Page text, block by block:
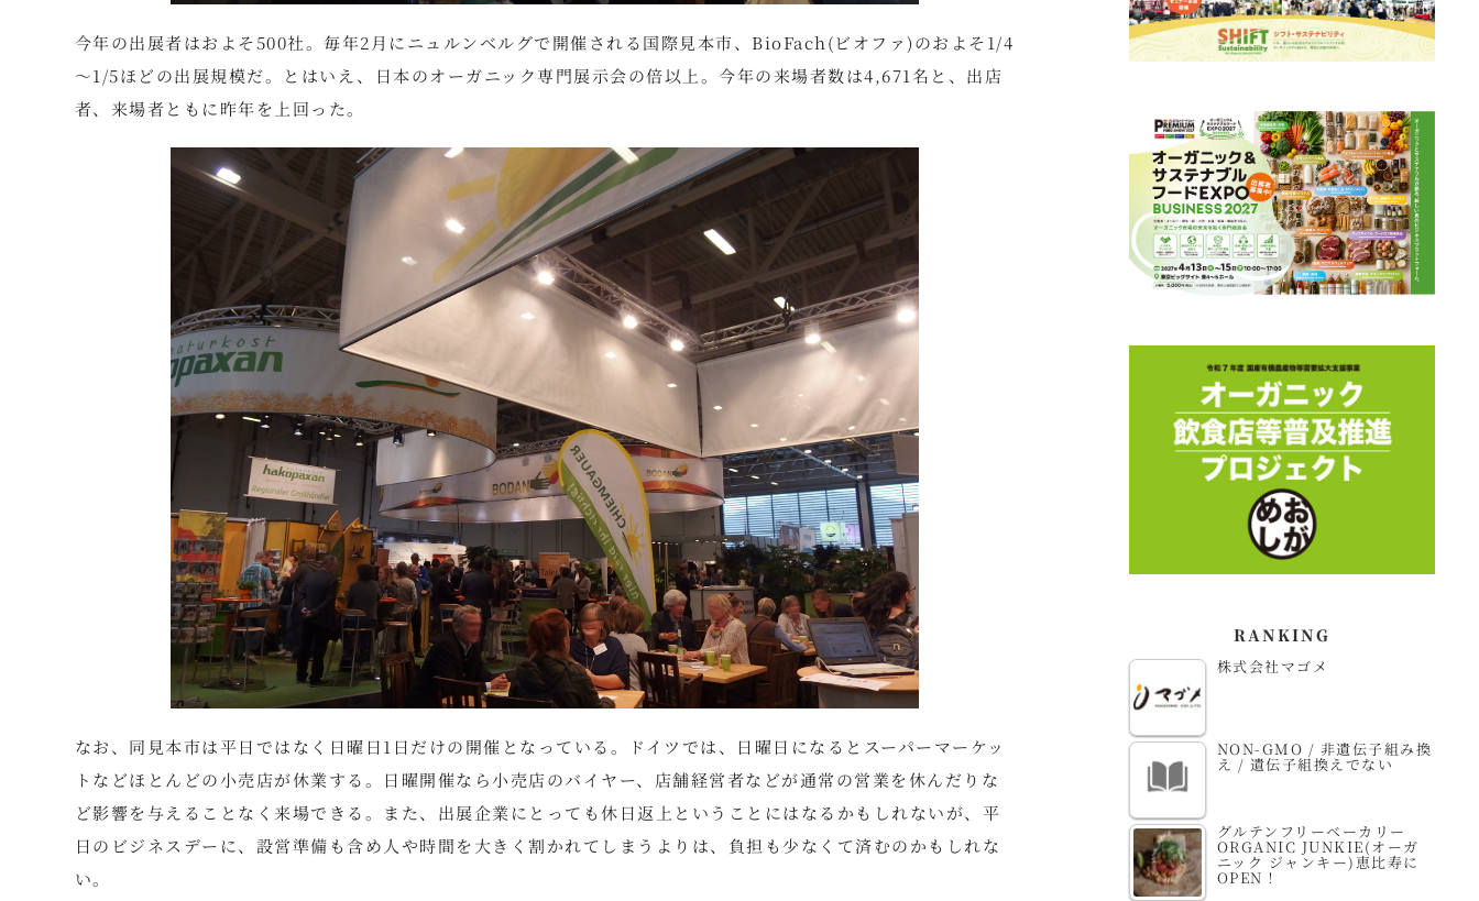
今年の出展者はおよそ500社。毎年2月にニュルンベルグで開催される国際見本市、BioFach(ビオファ)のおよそ1/4
～1/5ほどの出展規模だ。とはいえ、日本のオーガニック専門展示会の倍以上。今年の来場者数は4,671名と、出店
者、来場者ともに昨年を上回った。
なお、同見本市は平日ではなく日曜日1日だけの開催となっている。ドイツでは、日曜日になるとスーパーマーケッ
トなどほとんどの小売店が休業する。日曜開催なら小売店のバイヤー、店舗経営者などが通常の営業を休んだりな
ど影響を与えることなく来場できる。また、出展企業にとっても休日返上ということにはなるかもしれないが、平
日のビジネスデーに、設営準備も含め人や時間を大きく割かれてしまうよりは、負担も少なくて済むのかもしれな
い。
RANKING
株式会社マゴメ
NON-GMO / 非遺伝子組み換
え / 遺伝子組換えでない
グルテンフリーベーカリー
ORGANIC JUNKIE(オーガ
ニック ジャンキー)恵比寿に
OPEN！